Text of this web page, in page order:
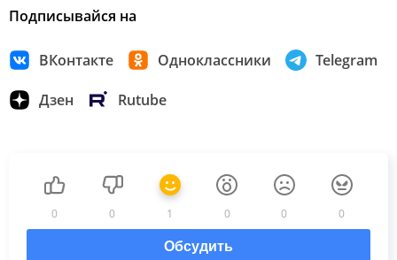
Подписывайся на
ВКонтакте Одноклассники Telegram
Дзен Rutube
0 0 1 0 0 0
Обсудить